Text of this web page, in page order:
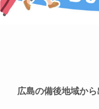
広島の備後地域か